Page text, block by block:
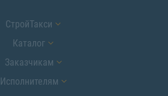
СтройТакси
Каталог
Заказчикам
Исполнителям